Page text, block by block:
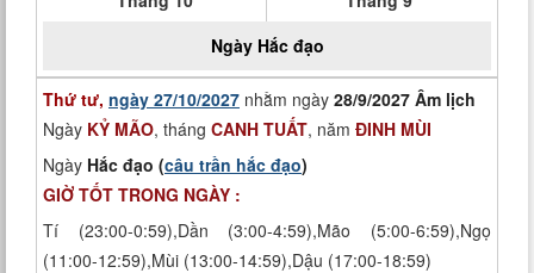
Ngày Hắc đạo
Thứ tư, ngày 27/10/2027 nhằm ngày 28/9/2027 Âm lịch
Ngày KỶ MÃO, tháng CANH TUẤT, năm ĐINH MÙI
Ngày Hắc đạo (câu trần hắc đạo)
GIỜ TỐT TRONG NGÀY :
Tí (23:00-0:59),Dần (3:00-4:59),Mão (5:00-6:59),Ngọ
(11:00-12:59),Mùi (13:00-14:59),Dậu (17:00-18:59)